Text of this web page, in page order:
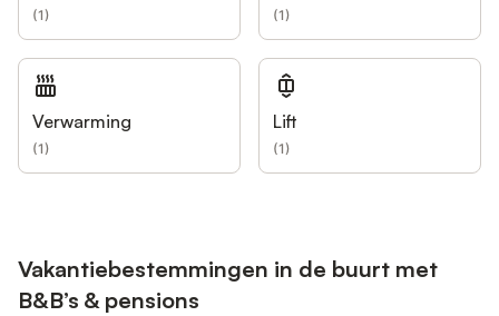
(1) (1)
Verwarming
(1)
Lift
(1)
Vakantiebestemmingen in de buurt met
B&B’s & pensions